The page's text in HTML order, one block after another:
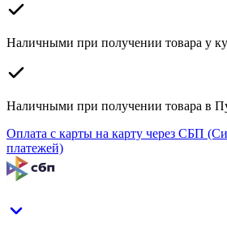
Наличными при получении товара у
Наличными при получении товара в
Оплата с карты на карту через СБП
платежей)